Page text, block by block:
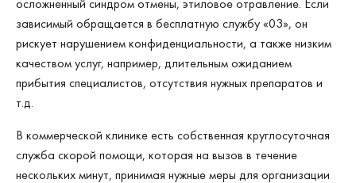
осложненный синдром отмены, этиловое отравление. Если
зависимый обращается в бесплатную службу «03», он
рискует нарушением конфиденциальности, а также низким
качеством услуг, например, длительным ожиданием
прибытия специалистов, отсутствия нужных препаратов и
т.д.
В коммерческой клинике есть собственная круглосуточная
служба скорой помощи, которая на вызов в течение
нескольких минут, принимая нужные меры для организации